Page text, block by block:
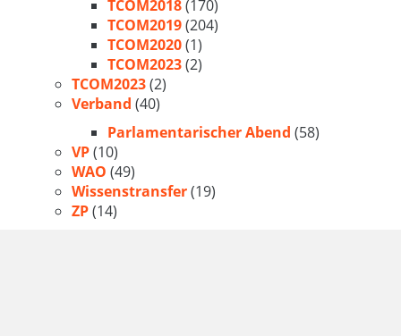
TCOM2018(170)
TCOM2019(204)
TCOM2020(1)
TCOM2023(2)
TCOM2023(2)
Verband (40)
Parlamentarischer Abend (58)
VP(10)
WAO (49)
Wissenstransfer(19)
ZP(14)